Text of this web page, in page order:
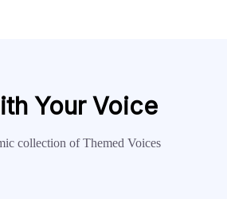
Your Voice
collection of Themed Voices